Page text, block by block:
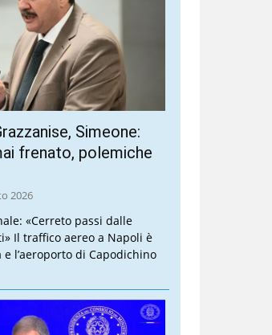
Simeone:
frenato, polemiche
2026
«Cerreto passi dalle
Il traffico aereo a Napoli è
l’aeroporto di Capodichino